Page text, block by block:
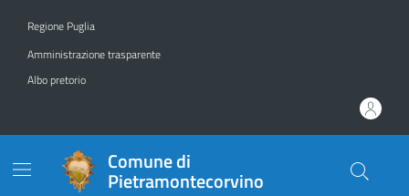
Regione Puglia
Amministrazione trasparente
Albo pretorio
Comune di
Pietramontecorvino